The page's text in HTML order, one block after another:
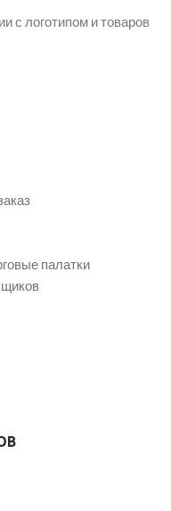
с логотипом и товаров
палатки